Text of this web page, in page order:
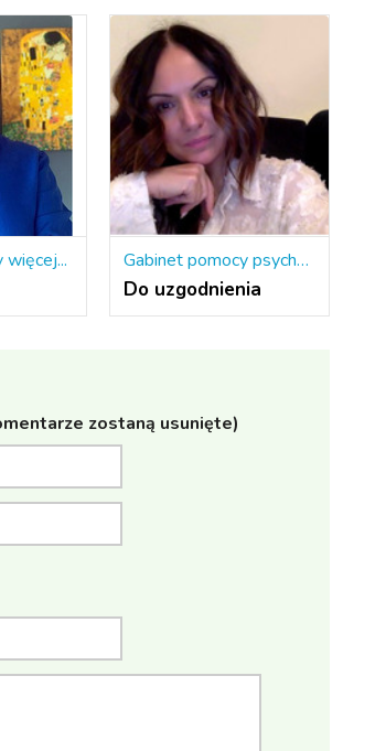
więcej... Gabinet pomocy psychologicznej i psychoterapii
Do uzgodnienia
zostaną usunięte)